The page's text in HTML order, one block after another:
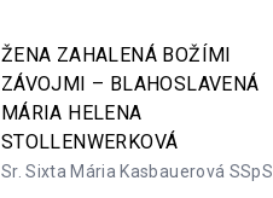
ŽENA ZAHALENÁ BOŽÍMI
ZÁVOJMI – BLAHOSLAVENÁ
MÁRIA HELENA
STOLLENWERKOVÁ
Sr. Sixta Mária Kasbauerová SSpS